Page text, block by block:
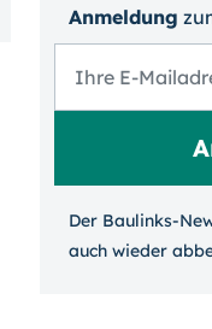
Anmeldung
Der Baulinks-
auch wieder